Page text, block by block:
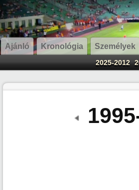
Ajánló Kronológia Személyek
2025-2012